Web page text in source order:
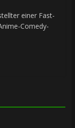
einer Fast-
Comedy-